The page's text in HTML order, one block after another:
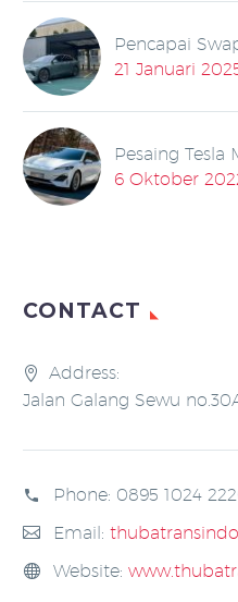
Pencapai
21 Januari
Pesaing Tesla
6 Oktober
CONTACT
Address:
Jalan Galang Sewu
Phone: 0895 1024
Email:
Website: